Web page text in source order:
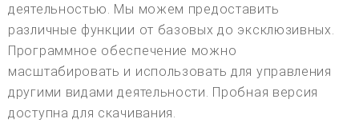
деятельностью. Мы можем предоставить
различные функции от базовых до эксклюзивных.
Программное обеспечение можно
масштабировать и использовать для управления
другими видами деятельности. Пробная версия
доступна для скачивания.